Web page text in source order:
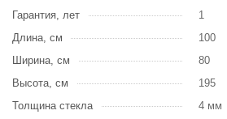
Гарантия, лет
1
Длина, см
100
Ширина, см
80
Высота, см
195
Толщина стекла
4 мм